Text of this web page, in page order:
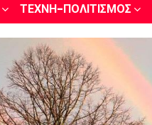
ΤΈΧΝΗ-ΠΟΛΙΤΙΣΜΌΣ